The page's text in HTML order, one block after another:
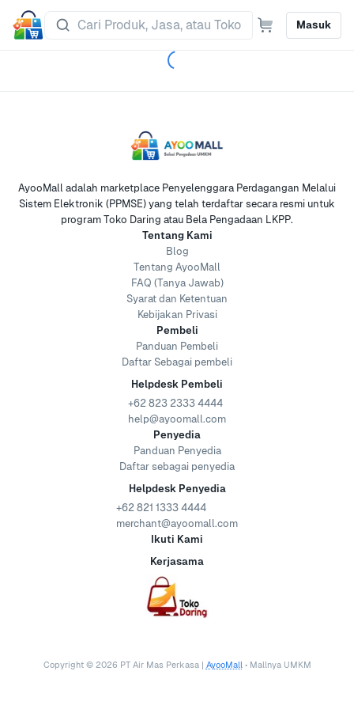
Masuk
AyooMall adalah marketplace Penyelenggara Perdagangan Melalui
Sistem Elektronik (PPMSE) yang telah terdaftar secara resmi untuk
program Toko Daring atau Bela Pengadaan LKPP.
Tentang Kami
Blog
Tentang AyooMall
FAQ (Tanya Jawab)
Syarat dan Ketentuan
Kebijakan Privasi
Pembeli
Panduan Pembeli
Daftar Sebagai pembeli
Helpdesk Pembeli
+62 823 2333 4444
help@ayoomall.com
Penyedia
Panduan Penyedia
Daftar sebagai penyedia
Helpdesk Penyedia
+62 821 1333 4444
merchant@ayoomall.com
Ikuti Kami
Kerjasama
Copyright © 2026 PT Air Mas Perkasa | AyooMall • Mallnya UMKM